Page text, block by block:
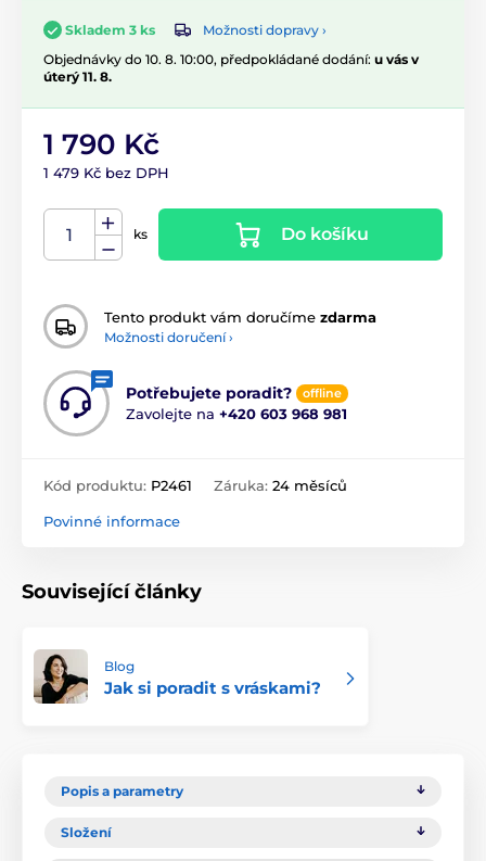
Skladem 3 ks
Možnosti dopravy ›
Objednávky do 10. 8. 10:00, předpokládané dodání: u vás v
úterý 11. 8.
1 790 Kč
1 479 Kč bez DPH
ks Do košíku
Tento produkt vám doručíme zdarma
Možnosti doručení ›
Potřebujete poradit? offline
Zavolejte na +420 603 968 981
Kód produktu: P2461 Záruka: 24 měsíců
Povinné informace
Související články
Blog
Jak si poradit s vráskami?
Popis a parametry
Složení